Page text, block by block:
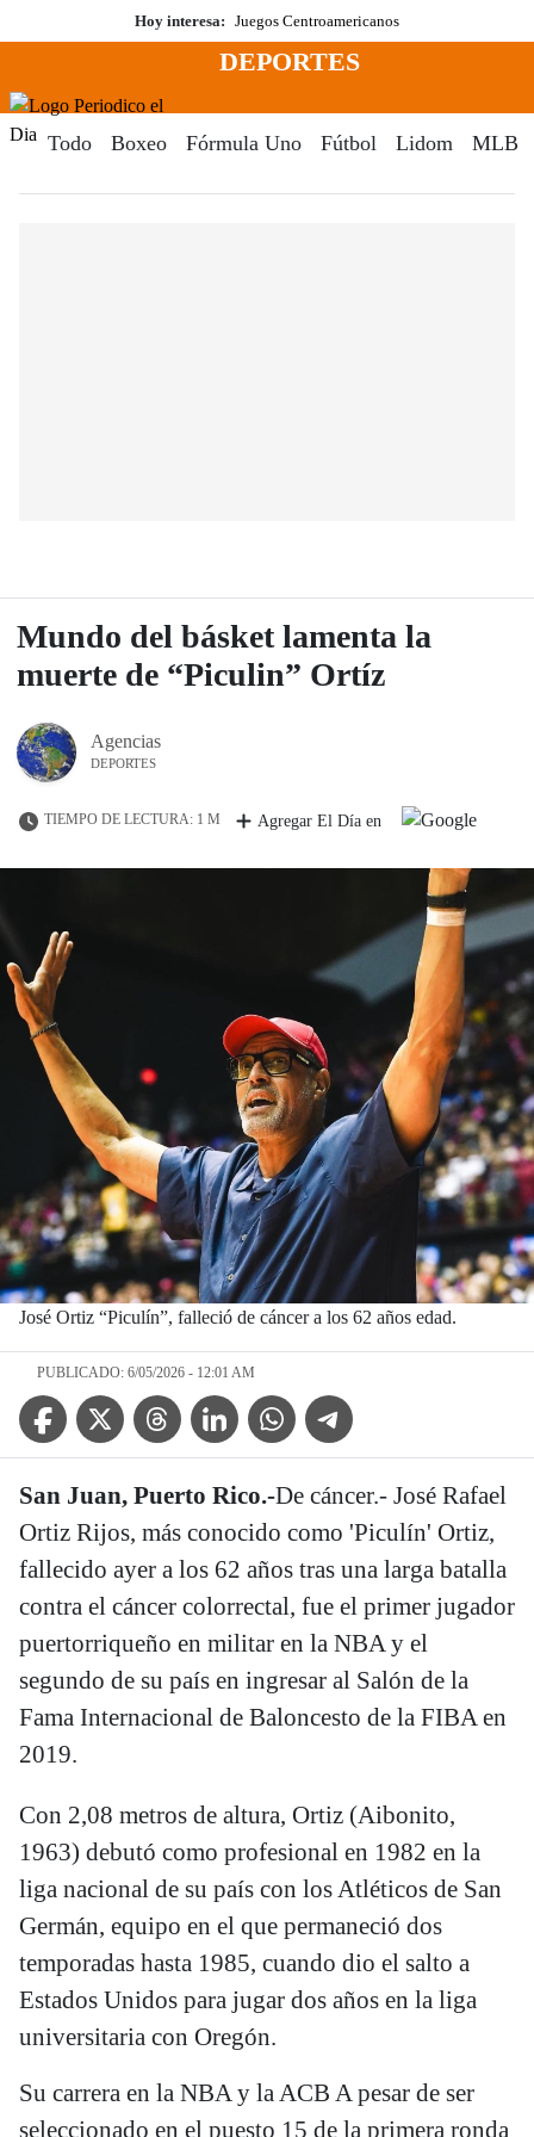
al
Hoy interesa: Juegos Centroamericanos
Menú
DEPORTES
Todo Boxeo Fórmula Uno Fútbol Lidom MLB
Mundo del básket lamenta la
muerte de “Piculin” Ortíz
Agencias
DEPORTES
TIEMPO DE LECTURA: 1 M Agregar El Día en
José Ortiz “Piculín”, falleció de cáncer a los 62 años edad.
PUBLICADO: 6/05/2026 - 12:01 AM
Facebook IconTwitter IconThreads IconLinkedin IconWhatsApp IconTelegram Icon
San Juan, Puerto Rico.-De cáncer.- José Rafael
Ortiz Rijos, más conocido como 'Piculín' Ortiz,
fallecido ayer a los 62 años tras una larga batalla
contra el cáncer colorrectal, fue el primer jugador
puertorriqueño en militar en la NBA y el
segundo de su país en ingresar al Salón de la
Fama Internacional de Baloncesto de la FIBA en
2019.
Con 2,08 metros de altura, Ortiz (Aibonito,
1963) debutó como profesional en 1982 en la
liga nacional de su país con los Atléticos de San
Germán, equipo en el que permaneció dos
temporadas hasta 1985, cuando dio el salto a
Estados Unidos para jugar dos años en la liga
universitaria con Oregón.
Su carrera en la NBA y la ACB A pesar de ser
seleccionado en el puesto 15 de la primera ronda